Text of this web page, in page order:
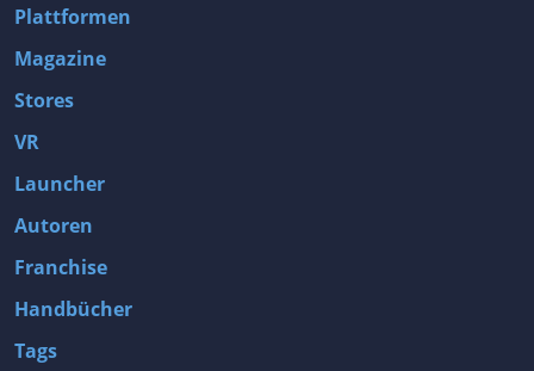
Plattformen
Magazine
Stores
VR
Launcher
Autoren
Franchise
Handbücher
Tags